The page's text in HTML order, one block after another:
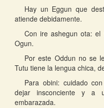
Hay un Eggun que
atiende debidamente.
Con ire ashegun ota: el
Ogun.
Por este Oddun no se
Tutu tiene la lengua chica,
Para obini: cuidado
dejar insconciente y a
embarazada.